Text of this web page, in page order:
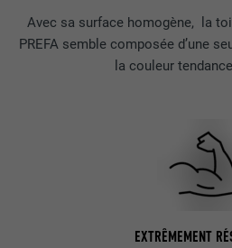
Avec sa surface homogène, la
PREFA semble composée d’une
la couleur
EXTRÊMEMENT